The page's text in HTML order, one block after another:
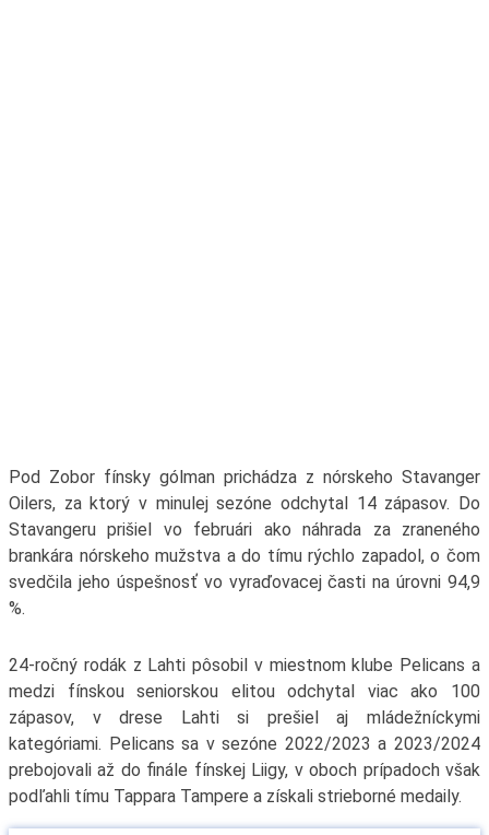
Pod Zobor fínsky gólman prichádza z nórskeho Stavanger
Oilers, za ktorý v minulej sezóne odchytal 14 zápasov. Do
Stavangeru prišiel vo februári ako náhrada za zraneného
brankára nórskeho mužstva a do tímu rýchlo zapadol, o čom
svedčila jeho úspešnosť vo vyraďovacej časti na úrovni 94,9
%.
24-ročný rodák z Lahti pôsobil v miestnom klube Pelicans a
medzi fínskou seniorskou elitou odchytal viac ako 100
zápasov, v drese Lahti si prešiel aj mládežníckymi
kategóriami. Pelicans sa v sezóne 2022/2023 a 2023/2024
prebojovali až do finále fínskej Liigy, v oboch prípadoch však
podľahli tímu Tappara Tampere a získali strieborné medaily.